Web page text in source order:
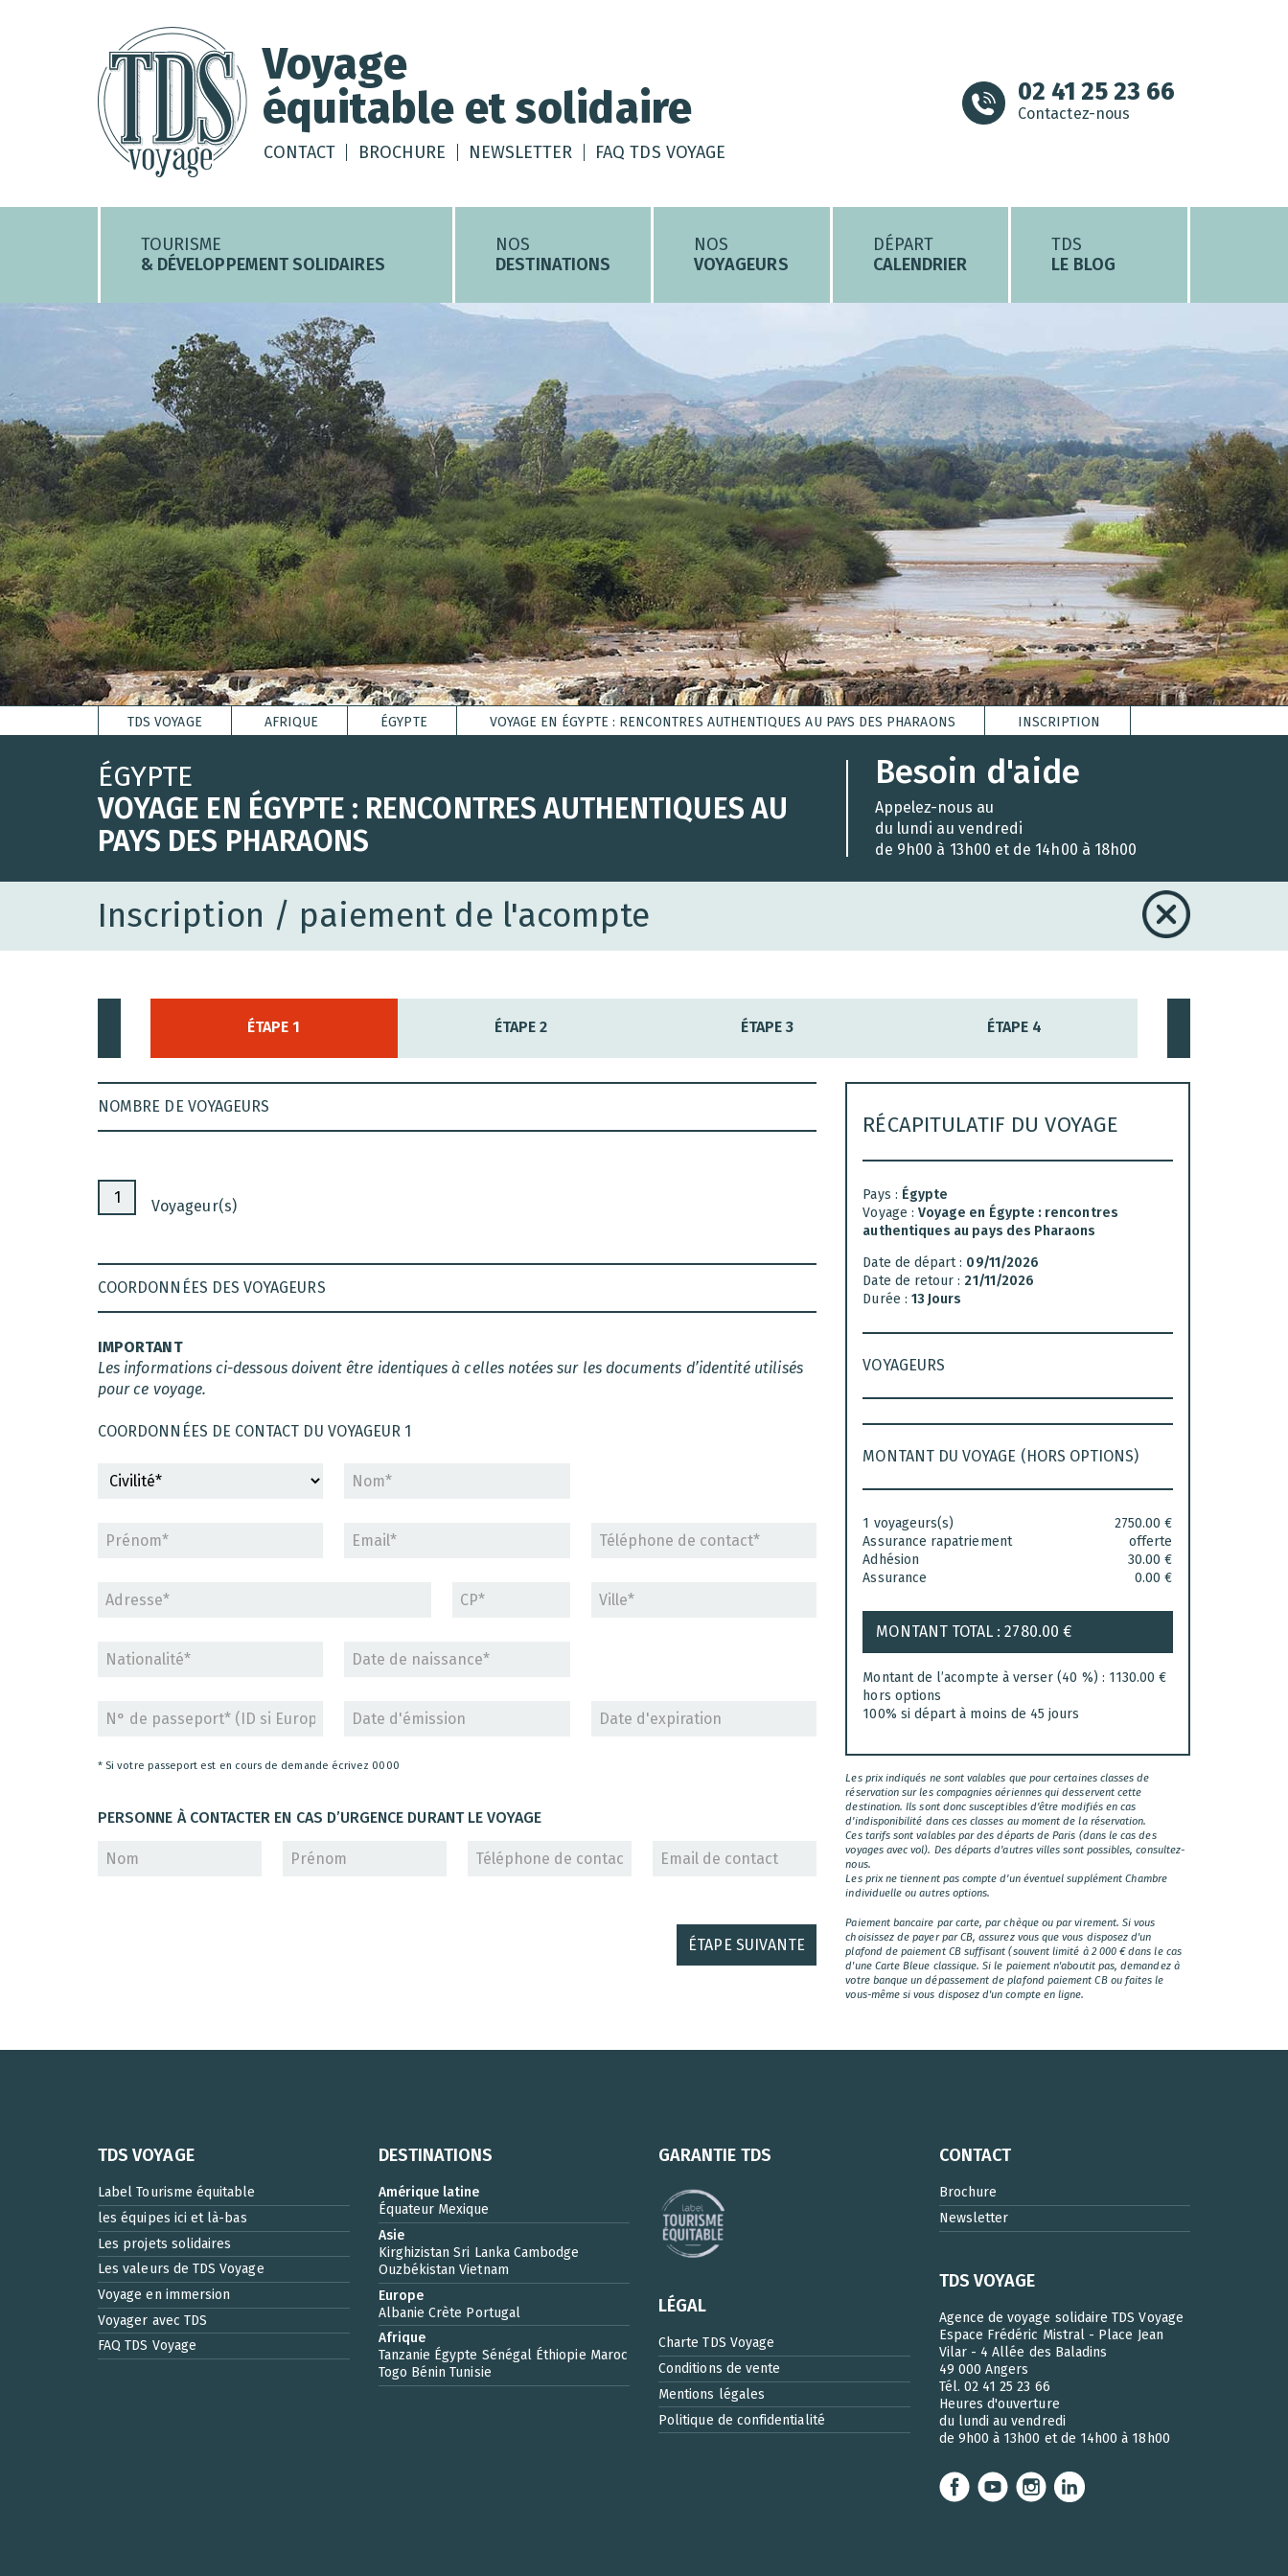
Voyage
équitable et solidaire
CONTACT BROCHURE NEWSLETTER FAQ TDS VOYAGE
02 41 25 23 66
Contactez-nous
TOURISME
& DÉVELOPPEMENT SOLIDAIRES
NOS
DESTINATIONS
NOS
VOYAGEURS
DÉPART
CALENDRIER
TDS
LE BLOG
TDS VOYAGE AFRIQUE ÉGYPTE VOYAGE EN ÉGYPTE : RENCONTRES AUTHENTIQUES AU PAYS DES PHARAONS INSCRIPTION
ÉGYPTE
VOYAGE EN ÉGYPTE : RENCONTRES AUTHENTIQUES AU
PAYS DES PHARAONS
Besoin d'aide
Appelez-nous au
du lundi au vendredi
de 9h00 à 13h00 et de 14h00 à 18h00
Inscription / paiement de l'acompte
ÉTAPE 1 ÉTAPE 2 ÉTAPE 3 ÉTAPE 4
NOMBRE DE VOYAGEURS
Voyageur(s)
COORDONNÉES DES VOYAGEURS
IMPORTANT
Les informations ci-dessous doivent être identiques à celles notées sur les documents d’identité utilisés
pour ce voyage.
COORDONNÉES DE CONTACT DU VOYAGEUR 1
* Si votre passeport est en cours de demande écrivez 0000
PERSONNE À CONTACTER EN CAS D’URGENCE DURANT LE VOYAGE
ÉTAPE SUIVANTE
RÉCAPITULATIF DU VOYAGE
Pays : Égypte
Voyage : Voyage en Égypte : rencontres
authentiques au pays des Pharaons
Date de départ : 09/11/2026
Date de retour : 21/11/2026
Durée : 13 Jours
VOYAGEURS
MONTANT DU VOYAGE (HORS OPTIONS)
1 voyageurs(s) 2750.00 €
Assurance rapatriement
offerte
Adhésion
30.00 €
Assurance
0.00 €
MONTANT TOTAL :2780.00 €
Montant de l’acompte à verser (40 %) : 1130.00 €
hors options
100% si départ à moins de 45 jours
Les prix indiqués ne sont valables que pour certaines classes de
réservation sur les compagnies aériennes qui desservent cette
destination. Ils sont donc susceptibles d’être modifiés en cas
d’indisponibilité dans ces classes au moment de la réservation.
Ces tarifs sont valables par des départs de Paris (dans le cas des
voyages avec vol). Des départs d’autres villes sont possibles, consultez-
nous.
Les prix ne tiennent pas compte d’un éventuel supplément Chambre
individuelle ou autres options.
Paiement bancaire par carte, par chèque ou par virement. Si vous
choisissez de payer par CB, assurez vous que vous disposez d'un
plafond de paiement CB suffisant (souvent limité à 2 000 € dans le cas
d'une Carte Bleue classique. Si le paiement n'aboutit pas, demandez à
votre banque un dépassement de plafond paiement CB ou faites le
vous-même si vous disposez d'un compte en ligne.
TDS VOYAGE
Label Tourisme équitable
les équipes ici et là-bas
Les projets solidaires
Les valeurs de TDS Voyage
Voyage en immersion
Voyager avec TDS
FAQ TDS Voyage
DESTINATIONS
Amérique latine
Équateur Mexique
Asie
Kirghizistan Sri Lanka Cambodge
Ouzbékistan Vietnam
Europe
Albanie Crète Portugal
Afrique
Tanzanie Égypte Sénégal Éthiopie Maroc
Togo Bénin Tunisie
GARANTIE TDS
LÉGAL
Charte TDS Voyage
Conditions de vente
Mentions légales
Politique de confidentialité
CONTACT
Brochure
Newsletter
TDS VOYAGE
Agence de voyage solidaire TDS Voyage
Espace Frédéric Mistral - Place Jean
Vilar - 4 Allée des Baladins
49 000 Angers
Tél. 02 41 25 23 66
Heures d'ouverture
du lundi au vendredi
de 9h00 à 13h00 et de 14h00 à 18h00